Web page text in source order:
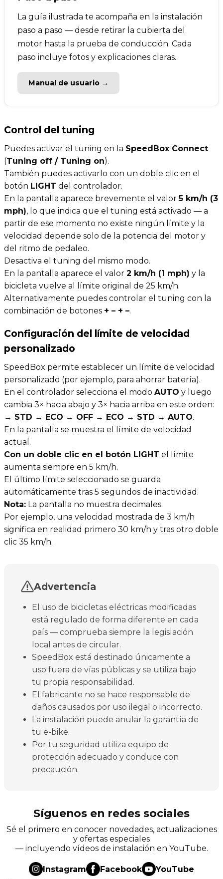
La guía ilustrada te acompaña en la instalación
paso a paso — desde retirar la cubierta del
motor hasta la prueba de conducción. Cada
paso incluye fotos y explicaciones claras.
Manual de usuario →
Control del tuning
Puedes activar el tuning en la SpeedBox Connect
(Tuning off / Tuning on).
También puedes activarlo con un doble clic en el
botón LIGHT del controlador.
En la pantalla aparece brevemente el valor5 km/h (3
mph), lo que indica que el tuning está activado — a
partir de ese momento no existe ningún límite y la
velocidad depende solo de la potencia del motor y
del ritmo de pedaleo.
Desactiva el tuning del mismo modo.
En la pantalla aparece el valor 2 km/h (1 mph) y la
bicicleta vuelve al límite original de 25 km/h.
Alternativamente puedes controlar el tuning con la
combinación de botones + – + –.
Configuración del límite de velocidad
personalizado
SpeedBox permite establecer un límite de velocidad
personalizado (por ejemplo, para ahorrar batería).
En el controlador selecciona el modo AUTO y luego
cambia 3× hacia abajo y 3× hacia arriba en este orden:
→ STD → ECO → OFF → ECO → STD → AUTO.
En la pantalla se muestra el límite de velocidad
actual.
Con un doble clic en el botón LIGHT el límite
aumenta siempre en 5 km/h.
El último límite seleccionado se guarda
automáticamente tras 5 segundos de inactividad.
Nota: La pantalla no muestra decimales.
Por ejemplo, una velocidad mostrada de 3 km/h
significa en realidad primero 30 km/h y tras otro doble
clic 35 km/h.
Advertencia
El uso de bicicletas eléctricas modificadas
está regulado de forma diferente en cada
país — comprueba siempre la legislación
local antes de circular.
SpeedBox está destinado únicamente a
uso fuera de vías públicas y se utiliza bajo
tu propia responsabilidad.
El fabricante no se hace responsable de
daños causados por uso ilegal o incorrecto.
La instalación puede anular la garantía de
tu e-bike.
Por tu seguridad utiliza equipo de
protección adecuado y conduce con
precaución.
Síguenos en redes sociales
Sé el primero en conocer novedades, actualizaciones
y ofertas especiales
— incluyendo vídeos de instalación en YouTube.
Instagram Facebook YouTube